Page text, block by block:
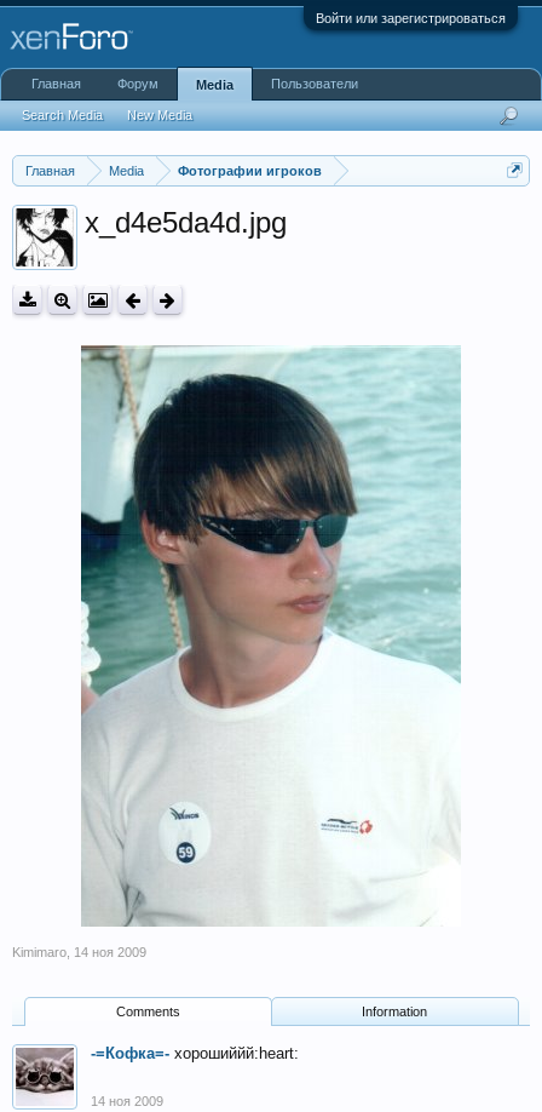
Войти или зарегистрироваться
Главная Media Фотографии игроков
x_d4e5da4d.jpg
Kimimaro 14 ноя 2009
Comments Information
-=Кофка=- хорошиййй:heart:
14 ноя 2009
Главная Форум Media
Search Media New Media
Пользователи